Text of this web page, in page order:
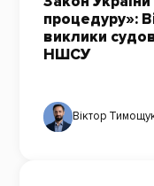
процедуру»:
виклики
НШСУ
Віктор